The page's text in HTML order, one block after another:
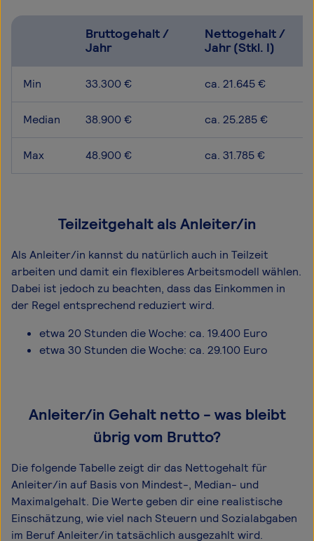
Bruttogehalt /
Jahr
Nettogehalt /
Jahr (Stkl. I)
Min 33.300 € ca. 21.645 €
Median 38.900 € ca. 25.285 €
Max 48.900 € ca. 31.785 €
Teilzeitgehalt als Anleiter/in
Als Anleiter/in kannst du natürlich auch in Teilzeit
arbeiten und damit ein flexibleres Arbeitsmodell wählen.
Dabei ist jedoch zu beachten, dass das Einkommen in
der Regel entsprechend reduziert wird.
etwa 20 Stunden die Woche: ca. 19.400 Euro
etwa 30 Stunden die Woche: ca. 29.100 Euro
Anleiter/in Gehalt netto - was bleibt
übrig vom Brutto?
Die folgende Tabelle zeigt dir das Netto­gehalt für
Anleiter/in auf Basis von Mindest-, Median- und
Maximal­gehalt. Die Werte geben dir eine realistische
Einschätzung, wie viel nach Steuern und Sozialabgaben
im Beruf Anleiter/in tatsächlich ausgezahlt wird.